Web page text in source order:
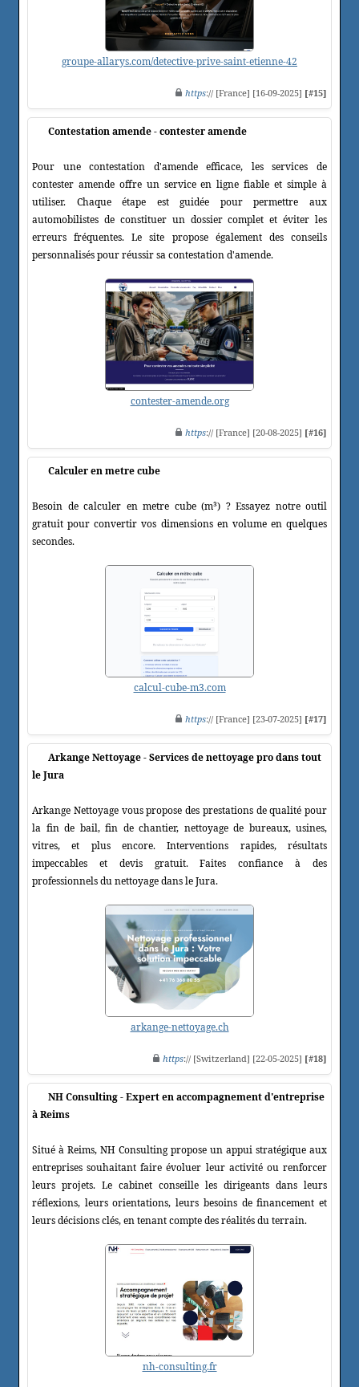
groupe-allarys.com/detective-prive-saint-etienne-42
https:// [France] [16-09-2025] [#15]
Contestation amende - contester amende
Pour une contestation d'amende efficace, les services de
contester amende offre un service en ligne fiable et simple à
utiliser. Chaque étape est guidée pour permettre aux
automobilistes de constituer un dossier complet et éviter les
erreurs fréquentes. Le site propose également des conseils
personnalisés pour réussir sa contestation d'amende.
contester-amende.org
https:// [France] [20-08-2025] [#16]
Calculer en metre cube
Besoin de calculer en metre cube (m³) ? Essayez notre outil
gratuit pour convertir vos dimensions en volume en quelques
secondes.
calcul-cube-m3.com
https:// [France] [23-07-2025] [#17]
Arkange Nettoyage - Services de nettoyage pro dans tout
le Jura
Arkange Nettoyage vous propose des prestations de qualité pour
la fin de bail, fin de chantier, nettoyage de bureaux, usines,
vitres, et plus encore. Interventions rapides, résultats
impeccables et devis gratuit. Faites confiance à des
professionnels du nettoyage dans le Jura.
arkange-nettoyage.ch
https:// [Switzerland] [22-05-2025] [#18]
NH Consulting - Expert en accompagnement d'entreprise
à Reims
Situé à Reims, NH Consulting propose un appui stratégique aux
entreprises souhaitant faire évoluer leur activité ou renforcer
leurs projets. Le cabinet conseille les dirigeants dans leurs
réflexions, leurs orientations, leurs besoins de financement et
leurs décisions clés, en tenant compte des réalités du terrain.
nh-consulting.fr